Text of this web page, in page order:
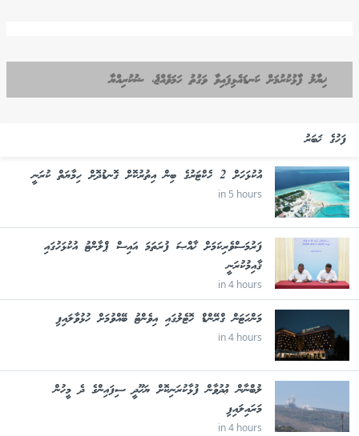
ޚިޔާލު ފާޅުކުރުމަށް ކަނޑައެޅިފައިވާ ވަގުތު ހަމަވެއްޖެ، ޝުކުރިއްޔާ
ފަހުގެ ޚަބަރު
އުކުޅަހަށް 2 ހެކްޓަރުގެ ބިން އިތުރުކޮށް ގޮނޑުދޮށް ހިމާޔަތް ކުރަނީ
in 5 hours
ފަރުމަސްވެރިކަމަށް ޚާއްޞަ ފުރަތަމަ އައިސް ޕްލާންޓު އުކުޅަހުގައި
ޤާއިމުކުރަނީ
in 4 hours
މަންހަޓަން ގްރޭންޑް ހޮޓެލުގައި އިވެންޓު ބޭއްވުމަށް ހުޅުވާލައިފި
in 4 hours
ލުބްނާން ޢުދުވާން ފުޅާކުރަނިކޮށް ޔަހޫދީ ސިފައިންގެ ދެ މީހުން
މަރައިލައިފި
in 4 hours